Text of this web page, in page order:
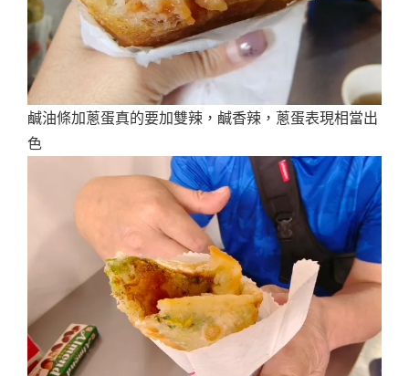
鹹油條加蔥蛋真的要加雙辣，鹹香辣，蔥蛋表現相當出
色